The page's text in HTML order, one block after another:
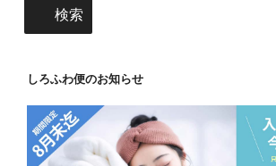
検索
しろふわ便のお知らせ